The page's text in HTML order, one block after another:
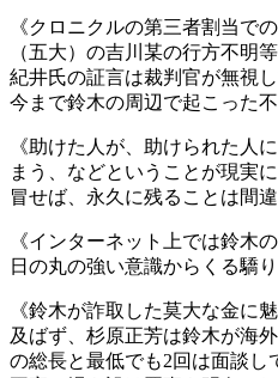
《クロニクルの第三者割当で
（五大）の吉川某の行方不明
紀井氏の証言は裁判官が無視
今まで鈴木の周辺で起こった
《助けた人が、助けられた人
まう、などということが現実
冒せば、永久に残ることは間
《インターネット上では鈴木
日の丸の強い意識からくる驕
《鈴木が詐取した莫大な金に
及ばず、杉原正芳は鈴木が海
の総長と最低でも2回は面談